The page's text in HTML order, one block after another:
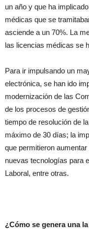
un año y que ha
médicas que se
asciende a un 70%. La
las licencias médicas se
Para ir impulsando un
electrónica, se han ido
modernización de las
de los procesos de
tiempo de resolución de
máximo de 30 días; la
que permitieron
nuevas tecnologías para
Laboral, entre otras.
¿Cómo se genera una